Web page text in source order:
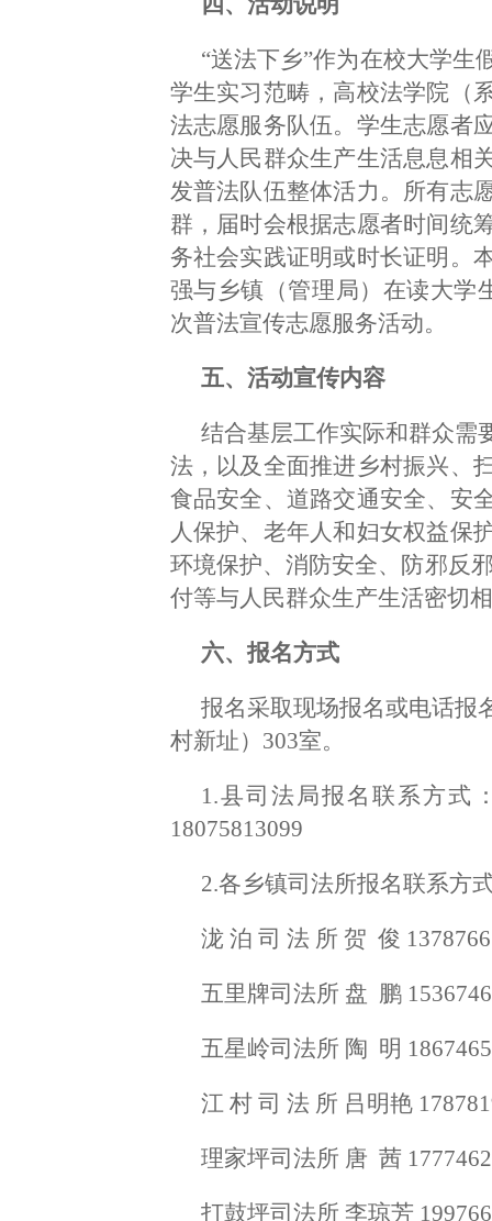
“送法下乡”作为在校大学生
学生实习范畴，高校法学院（
法志愿服务队伍。学生志愿者
决与人民群众生产生活息息相
发普法队伍整体活力。所有志
群，届时会根据志愿者时间统
务社会实践证明或时长证明。
强与乡镇（管理局）在读大学
次普法宣传志愿服务活动。
五、活动宣传内容
结合基层工作实际和群众需
法，以及全面推进乡村振兴、
食品安全、道路交通安全、安
人保护、老年人和妇女权益保
环境保护、消防安全、防邪反
付等与人民群众生产生活密切
六、报名方式
报名采取现场报名或电话报
村新址）303室。
1.县司法局报名联系方式
18075813099
2.各乡镇司法所报名联系方
泷 泊 司 法 所 贺 俊
五里牌司法所 盘 鹏
五星岭司法所 陶 明
江 村 司 法 所 吕明艳
理家坪司法所 唐 茜
打鼓坪司法所 李琼芳